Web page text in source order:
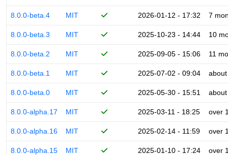
8.0.0-beta.4 MIT 2026-01-12 - 17:32 7
8.0.0-beta.3 MIT 2025-10-23 - 14:44 10
8.0.0-beta.2 MIT 2025-09-05 - 15:06 11
8.0.0-beta.1 MIT 2025-07-02 - 09:04
8.0.0-beta.0 MIT 2025-05-30 - 15:51
8.0.0-alpha.17 MIT 2025-03-11 - 18:25 over
8.0.0-alpha.16 MIT 2025-02-14 - 11:59 over
8.0.0-alpha.15 MIT 2025-01-10 - 17:24 over